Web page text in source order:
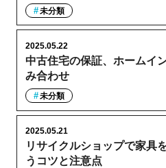
未分類
中古住宅の保証、ホームイ
み合わせ
2025.05.22
未分類
リサイクルショップで家具
うコツと注意点
2025.05.21